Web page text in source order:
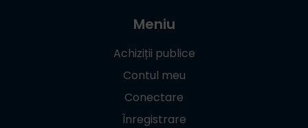
Meniu
Achiziții publice
Contul meu
Conectare
Înregistrare